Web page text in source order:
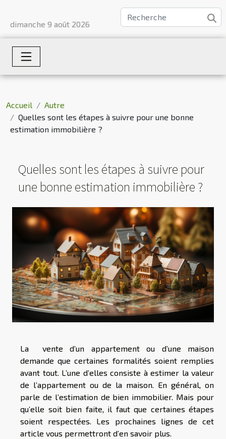
dimanche 9 août 2026
Accueil
Autre
Quelles sont les étapes à suivre pour une bonne
estimation immobilière ?
Quelles sont les étapes à suivre pour
une bonne estimation immobilière ?
La vente d’un appartement ou d’une maison
demande que certaines formalités soient remplies
avant tout. L’une d’elles consiste à estimer la valeur
de l’appartement ou de la maison. En général, on
parle de l’estimation de bien immobilier. Mais pour
qu’elle soit bien faite, il faut que certaines étapes
soient respectées. Les prochaines lignes de cet
article vous permettront d’en savoir plus.